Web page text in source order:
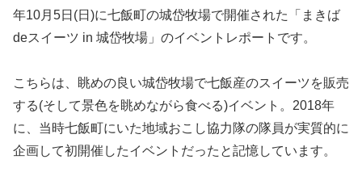
年10月5日(日)に七飯町の城岱牧場で開催された「まきば
deスイーツ in 城岱牧場」のイベントレポートです。
こちらは、眺めの良い城岱牧場で七飯産のスイーツを販売
する(そして景色を眺めながら食べる)イベント。2018年
に、当時七飯町にいた地域おこし協力隊の隊員が実質的に
企画して初開催したイベントだったと記憶しています。